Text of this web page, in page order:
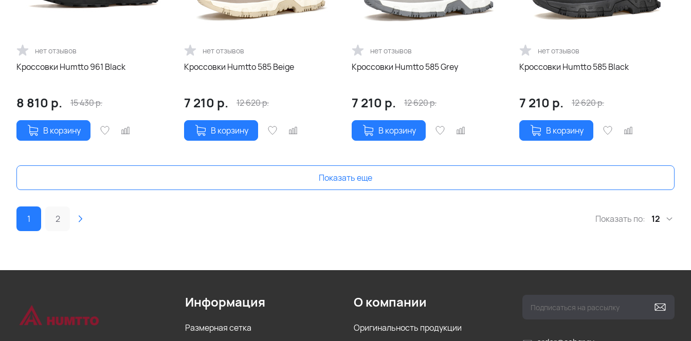
нет отзывов
Кроссовки Humtto 961 Black
8 810 р. 15 430р.
В корзину
нет отзывов
Кроссовки Humtto 585 Beige
7 210 р. 12 620р.
В корзину
нет отзывов
Кроссовки Humtto 585 Grey
7 210 р. 12 620р.
В корзину
нет отзывов
Кроссовки Humtto 585 Black
7 210 р. 12 620р.
В корзину
Показать еще
1 2 Показать по: 12
Информация
Размерная сетка
О компании
Оригинальность продукции